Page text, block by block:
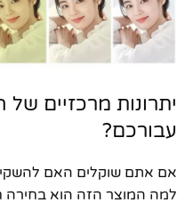
יתרונות מרכזיים
עבורכם?
אם אתם שוקלים האם להשקיע
למה המוצר הזה הוא בחירה